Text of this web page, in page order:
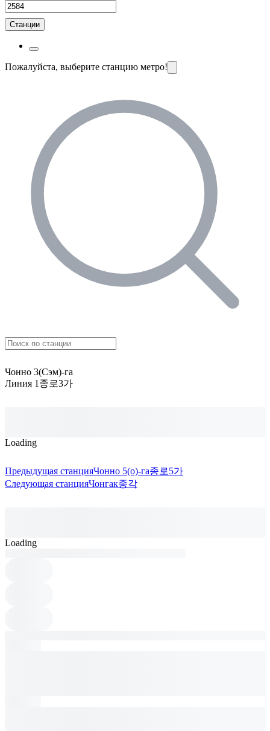
Станции
Пожалуйста, выберите станцию метро!
Чонно 3(Сэм)-га
Линия 1 종로3가
Loading
Предыдущая станцияЧонно 5(о)-га종로5가
Следующая станцияЧонгак종각
Loading